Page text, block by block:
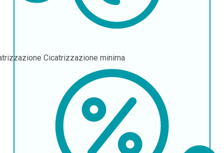
Cicatrizzazione minima